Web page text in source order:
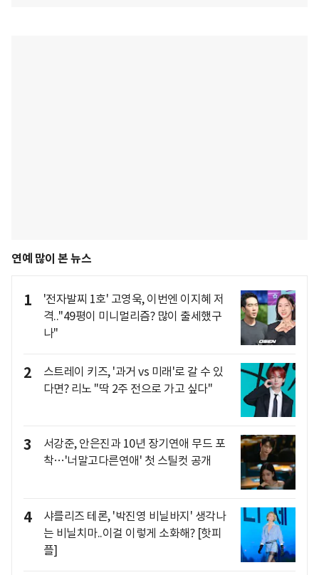
연예 많이 본 뉴스
1
'전자발찌 1호' 고영욱, 이번엔 이지혜 저
격.."49평이 미니멀리즘? 많이 출세했구
나"
2
스트레이 키즈, '과거 vs 미래'로 갈 수 있
다면? 리노 "딱 2주 전으로 가고 싶다"
3
서강준, 안은진과 10년 장기연애 무드 포
착…'너말고다른연애' 첫 스틸컷 공개
4
샤를리즈 테론, '박진영 비닐바지' 생각나
는 비닐치마..이걸 이렇게 소화해? [핫피
플]